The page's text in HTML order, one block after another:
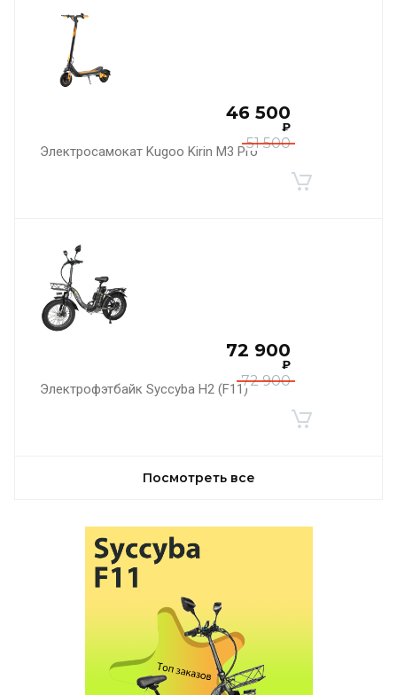
Электросамокат Kugoo Kirin M3 Pro51 500
46 500
₽
Электрофэтбайк Syccyba H2 (F11)72 900
72 900
₽
Посмотреть все